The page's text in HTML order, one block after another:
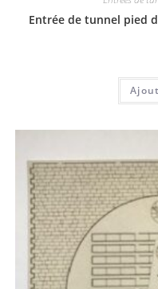
Entrée de tunnel pied